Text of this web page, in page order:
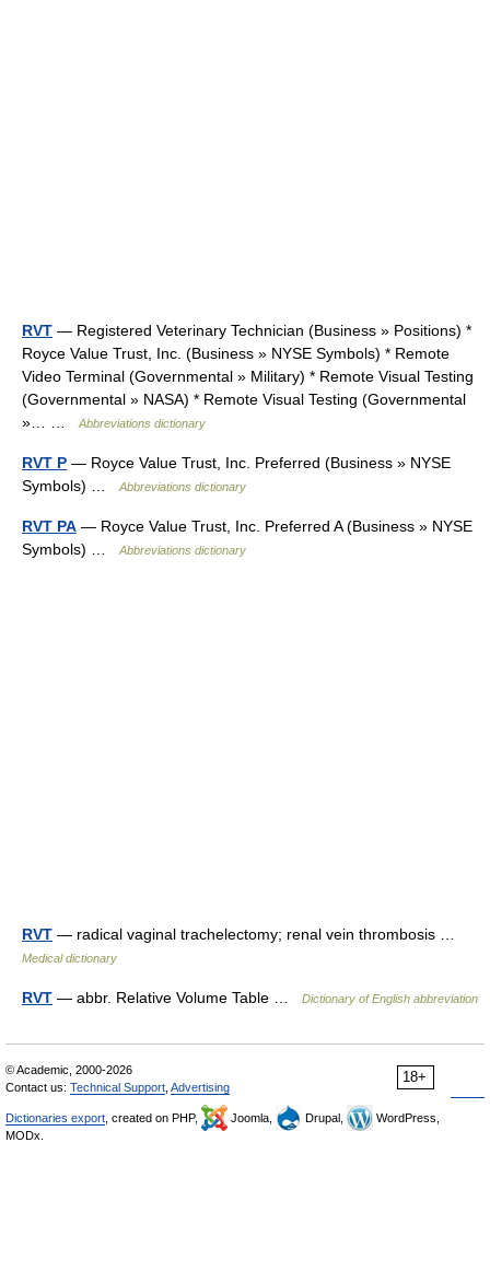
RVT — Registered Veterinary Technician (Business » Positions) *
Royce Value Trust, Inc. (Business » NYSE Symbols) * Remote
Video Terminal (Governmental » Military) * Remote Visual Testing
(Governmental » NASA) * Remote Visual Testing (Governmental
»… …
Abbreviations dictionary
RVT P — Royce Value Trust, Inc. Preferred (Business » NYSE
Symbols) …
Abbreviations dictionary
RVT PA — Royce Value Trust, Inc. Preferred A (Business » NYSE
Symbols) …
Abbreviations dictionary
RVT — radical vaginal trachelectomy; renal vein thrombosis …
Medical dictionary
RVT — abbr. Relative Volume Table … Dictionary of English abbreviation
18+
© Academic, 2000-2026
Contact us: Technical Support Advertising
Dictionaries export , created on PHP, Joomla, Drupal,
WordPress,
MODx.